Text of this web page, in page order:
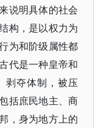
说明具体的社会
构，是以权力为
为和阶级属性都
代是一种皇帝和
剥夺体制，被压
括庶民地主、商
，身为地方上的